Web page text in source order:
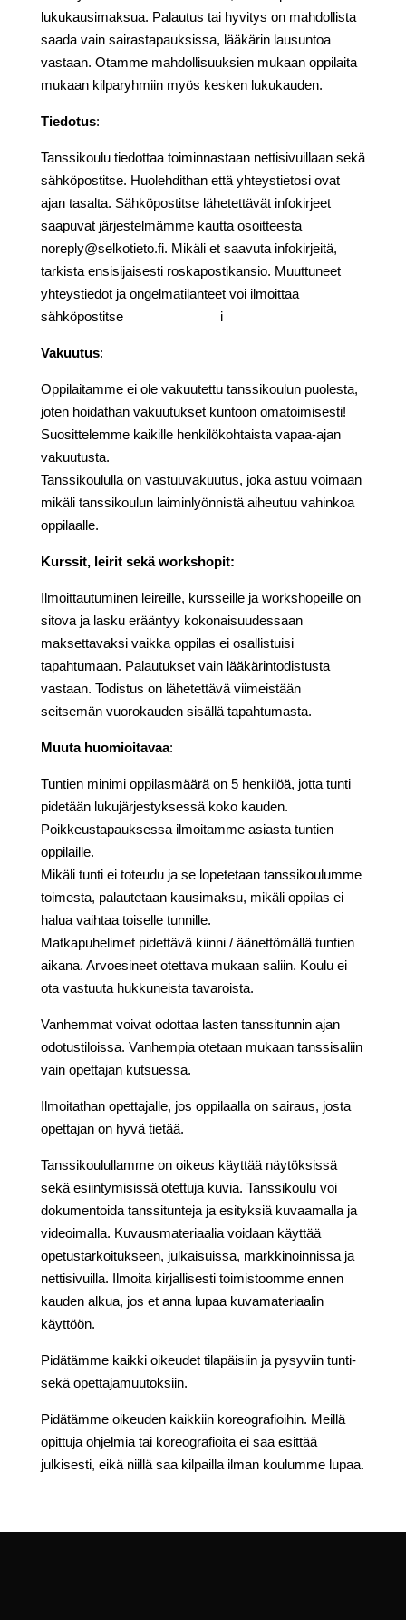
lukukausimaksua. Palautus tai hyvitys on mahdollista
saada vain sairastapauksissa, lääkärin lausuntoa
vastaan. Otamme mahdollisuuksien mukaan oppilaita
mukaan kilparyhmiin myös kesken lukukauden.
Tiedotus:
Tanssikoulu tiedottaa toiminnastaan nettisivuillaan sekä
sähköpostitse. Huolehdithan että yhteystietosi ovat
ajan tasalta. Sähköpostitse lähetettävät infokirjeet
saapuvat järjestelmämme kautta osoitteesta
noreply@selkotieto.fi. Mikäli et saavuta infokirjeitä,
tarkista ensisijaisesti roskapostikansio. Muuttuneet
yhteystiedot ja ongelmatilanteet voi ilmoittaa
sähköpostitse
i
Vakuutus:
Oppilaitamme ei ole vakuutettu tanssikoulun puolesta,
joten hoidathan vakuutukset kuntoon omatoimisesti!
Suosittelemme kaikille henkilökohtaista vapaa-ajan
vakuutusta.
Tanssikoululla on vastuuvakuutus, joka astuu voimaan
mikäli tanssikoulun laiminlyönnistä aiheutuu vahinkoa
oppilaalle.
Kurssit, leirit sekä workshopit:
Ilmoittautuminen leireille, kursseille ja workshopeille on
sitova ja lasku erääntyy kokonaisuudessaan
maksettavaksi vaikka oppilas ei osallistuisi
tapahtumaan. Palautukset vain lääkärintodistusta
vastaan. Todistus on lähetettävä viimeistään
seitsemän vuorokauden sisällä tapahtumasta.
Muuta huomioitavaa:
Tuntien minimi oppilasmäärä on 5 henkilöä, jotta tunti
pidetään lukujärjestyksessä koko kauden.
Poikkeustapauksessa ilmoitamme asiasta tuntien
oppilaille.
Mikäli tunti ei toteudu ja se lopetetaan tanssikoulumme
toimesta, palautetaan kausimaksu, mikäli oppilas ei
halua vaihtaa toiselle tunnille.
Matkapuhelimet pidettävä kiinni / äänettömällä tuntien
aikana. Arvoesineet otettava mukaan saliin. Koulu ei
ota vastuuta hukkuneista tavaroista.
Vanhemmat voivat odottaa lasten tanssitunnin ajan
odotustiloissa. Vanhempia otetaan mukaan tanssisaliin
vain opettajan kutsuessa.
Ilmoitathan opettajalle, jos oppilaalla on sairaus, josta
opettajan on hyvä tietää.
Tanssikoulullamme on oikeus käyttää näytöksissä
sekä esiintymisissä otettuja kuvia. Tanssikoulu voi
dokumentoida tanssitunteja ja esityksiä kuvaamalla ja
videoimalla. Kuvausmateriaalia voidaan käyttää
opetustarkoitukseen, julkaisuissa, markkinoinnissa ja
nettisivuilla. Ilmoita kirjallisesti toimistoomme ennen
kauden alkua, jos et anna lupaa kuvamateriaalin
käyttöön.
Pidätämme kaikki oikeudet tilapäisiin ja pysyviin tunti-
sekä opettajamuutoksiin.
Pidätämme oikeuden kaikkiin koreografioihin. Meillä
opittuja ohjelmia tai koreografioita ei saa esittää
julkisesti, eikä niillä saa kilpailla ilman koulumme lupaa.